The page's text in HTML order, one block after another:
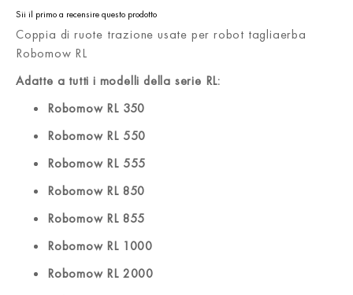
Sii il primo a recensire questo prodotto
Coppia di ruote trazione usate per robot tagliaerba
Robomow RL
Adatte a tutti i modelli della serie RL:
Robomow RL 350
Robomow RL 550
Robomow RL 555
Robomow RL 850
Robomow RL 855
Robomow RL 1000
Robomow RL 2000